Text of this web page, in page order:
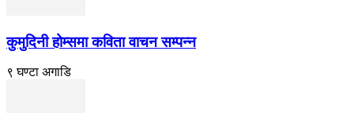
कुमुदिनी होम्समा कविता वाचन सम्पन्न
९ घण्टा अगाडि